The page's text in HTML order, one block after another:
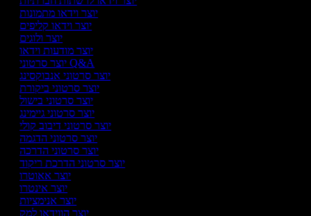
יוצר וידאו מתמונות
יוצר וידאו קליפים
יוצר ולוגים
יוצר מודעות וידאו
יוצר סרטוני Q&A
יוצר סרטוני אנבוקסינג
יוצר סרטוני ביקורת
יוצר סרטוני בישול
יוצר סרטוני גיימינג
יוצר סרטוני דיבוב קולי
יוצר סרטוני הדגמה
יוצר סרטוני הדרכה
יוצר סרטוני הדרכת ריקוד
יוצר אאוטרו
יוצר אינטרו
יוצר אנימציות
יוצר הווידאו למק